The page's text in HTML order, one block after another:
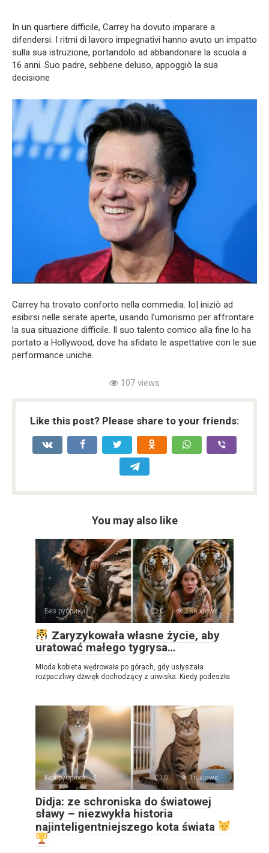
In un quartiere difficile, Carrey ha dovuto imparare a
difendersi. I ritmi di lavoro impegnativi hanno avuto un impatto
sulla sua istruzione, portandolo ad abbandonare la scuola a
16 anni. Suo padre, sebbene deluso, appoggiò la sua
decisione
Carrey ha trovato conforto nella commedia. Io| iniziò ad
esibirsi nelle serate aperte, usando l’umorismo per affrontare
la sua situazione difficile. Il suo talento comico alla fine lo ha
portato a Hollywood, dove ha sfidato le aspettative con le sue
performance uniche.
107 views
Like this post? Please share to your friends:
You may also like
Без рубрики 0 286 views
Zaryzykowała własne życie, aby
uratować małego tygrysa…
Młoda kobieta wędrowała po górach, gdy usłyszała
rozpaczliwy dźwięk dochodzący z urwiska. Kiedy podeszła
Без рубрики 0 16 views
Didja: ze schroniska do światowej
sławy – niezwykła historia
najinteligentniejszego kota świata